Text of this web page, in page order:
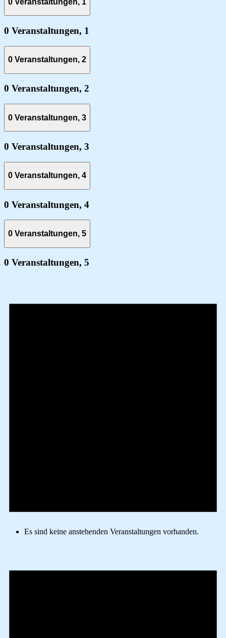
0 Veranstaltungen, 1
0 Veranstaltungen, 2
0 Veranstaltungen, 2
0 Veranstaltungen, 3
0 Veranstaltungen, 3
0 Veranstaltungen, 4
0 Veranstaltungen, 4
0 Veranstaltungen, 5
0 Veranstaltungen, 5
Es sind keine anstehenden Veranstaltungen vorhanden.